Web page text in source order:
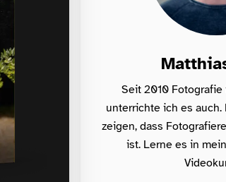
Seit 2010
unterrichte ich es
zeigen, dass
ist. Lerne es in